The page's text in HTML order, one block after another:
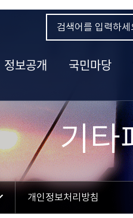
정보공개 국민마당
기타
개인정보처리방침